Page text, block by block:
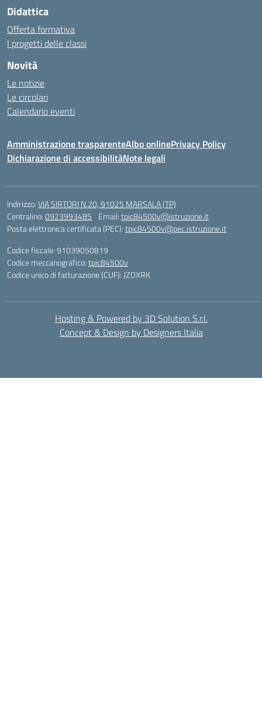
Didattica
Offerta formativa
I progetti delle classi
Novità
Le notizie
Le circolari
Calendario eventi
Amministrazione trasparenteAlbo onlinePrivacy Policy
Dichiarazione di accessibilitàNote legali
Indirizzo:VIA SIRTORI N.20, 91025 MARSALA (TP)
Centralino:0923993485 Email:tpic84500v@istruzione.it
Posta elettronica certificata (PEC):tpic84500v@pec.istruzione.it
Codice fiscale: 91039050819
Codice meccanografico:tpic84500v
Codice unico di fatturazione (CUF): JZDXRK
Hosting & Powered by 3D Solution S.r.l.
Concept & Design by Designers Italia